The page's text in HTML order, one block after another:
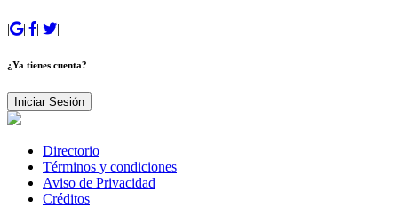
| | | |
¿Ya tienes cuenta?
Iniciar Sesión
Directorio
Términos y condiciones
Aviso de Privacidad
Créditos